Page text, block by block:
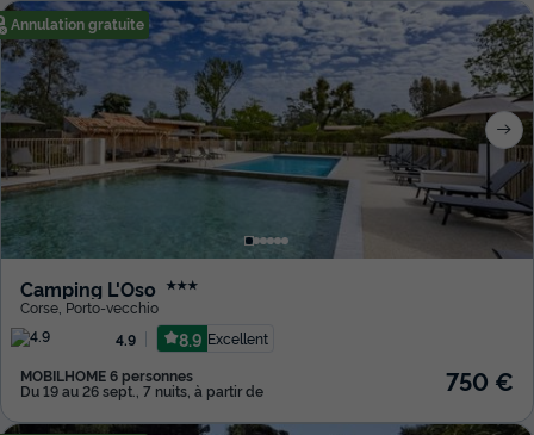
Annulation gratuite
Camping L'Oso ★★★
Corse Porto-vecchio
4.9
8.9 Excellent
MOBILHOME 6 personnes
Du 19 au 26 sept., 7 nuits, à partir de 750 €